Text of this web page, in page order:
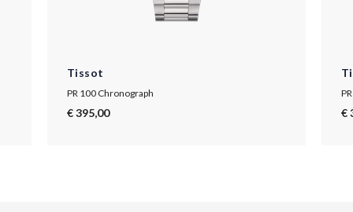
Tissot
PR 100 Chronograph
€ 395,00 €